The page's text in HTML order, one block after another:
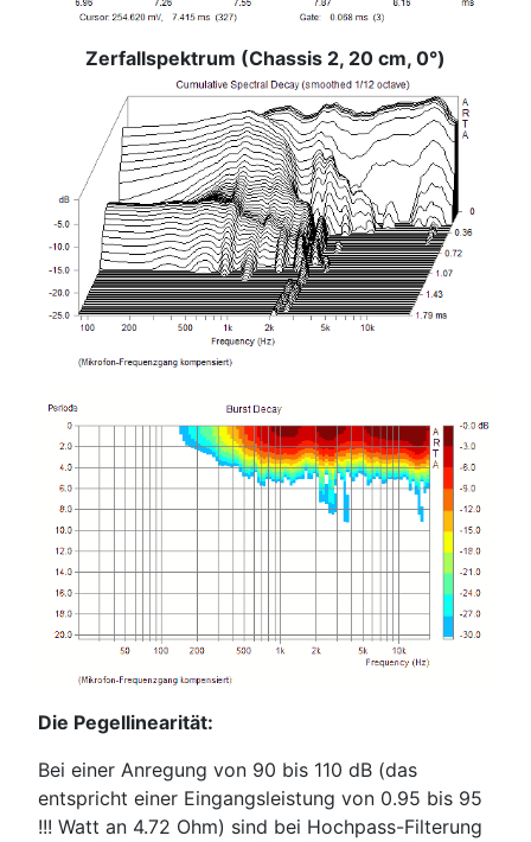
Zerfallspektrum (Chassis 2, 20 cm, 0°)
Die Pegellinearität:
Bei einer Anregung von 90 bis 110 dB (das
entspricht einer Eingangsleistung von 0.95 bis 95
!!! Watt an 4.72 Ohm) sind bei Hochpass-Filterung